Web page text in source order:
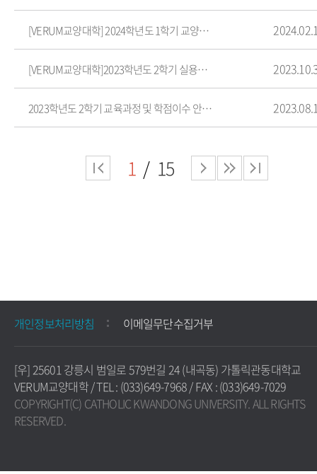
[VERUM교양대학] 2024학년도 1학기 교양교과목 폐강 안내
[VERUM교양대학]2023학년도 2학기 실용영어 전체 수강대상자 모의토익 실시 안내
2023학년도 2학기 교육과정 및 학점이수 안내(20학번,21학번,22학번,23학번 )
1 15
개인정보처리방침 이메일무단수집거부
[우] 25601 강릉시 범일로 579번길 24 (내곡동) 가톨릭관동대학교
VERUM교양대학 / TEL : (033)649-7968 / FAX : (033)649-7029
COPYRIGHT(C) CATHOLIC KWANDONG UNIVERSITY. ALL RIGHTS
RESERVED.